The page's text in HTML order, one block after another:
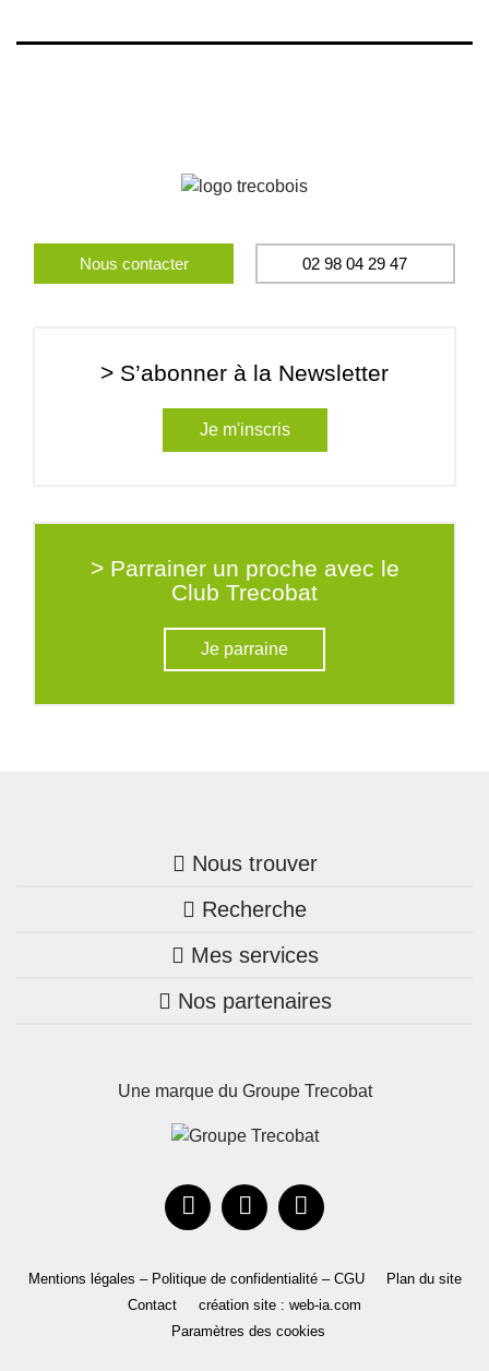
Nous contacter 02 98 04 29 47
> S’abonner à la Newsletter
Je m'inscris
> Parrainer un proche avec le
Club Trecobat
Je parraine
Nous trouver
Trouver une agence
Bretagne
Pays de la Loire
Occitanie
Recherche
Nos annonces
Maison + terrain
Mes services
Mon compte Trecobois
Parrainez un proche!
Nos partenaires
Une marque du Groupe Trecobat
Mentions légales – Politique de confidentialité – CGU
Plan du site
Contact
création site : web-ia.com
Paramètres des cookies